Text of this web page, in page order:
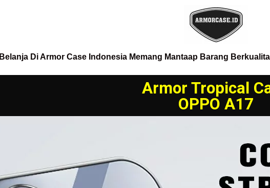
Belanja Di Armor Case Indonesia Memang Mantaap Barang
Armor Tropical
OPPO A17